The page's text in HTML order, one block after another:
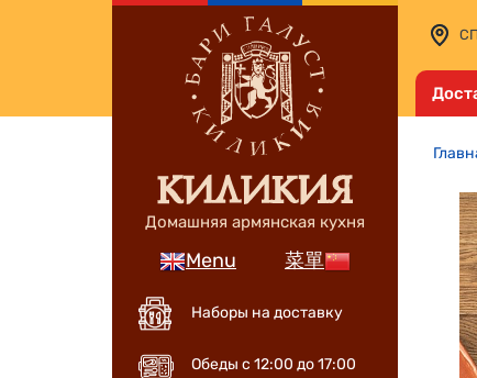
Домашняя армянская кухня
Menu 菜單
Наборы на доставку
Обеды с 12:00 до 17:00